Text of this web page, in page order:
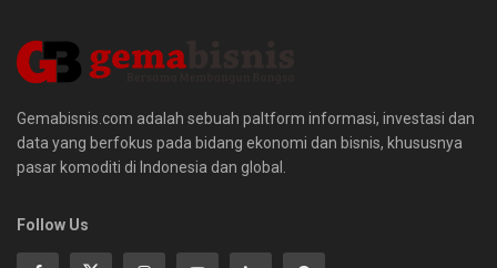
Gemabisnis.com adalah sebuah paltform informasi, investasi dan
data yang berfokus pada bidang ekonomi dan bisnis, khususnya
pasar komoditi di Indonesia dan global.
Follow Us